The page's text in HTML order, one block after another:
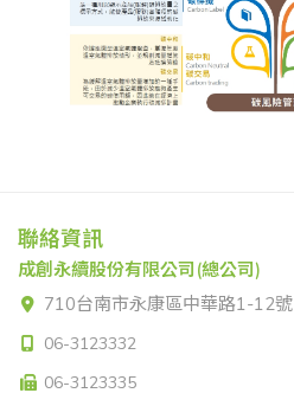
聯絡資訊
成創永續股份有限公司(總公司)
710台南市永康區中華路1-12號
06-3123332
06-3123335